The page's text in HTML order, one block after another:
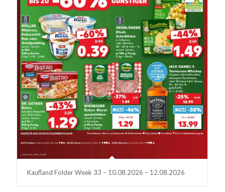
Kaufland Folder Week 33 – 10.08.2026 – 12.08.2026